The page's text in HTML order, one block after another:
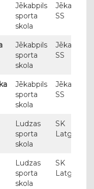
Jēkabpils
sporta
skola
Jēkabpils
SS
Jēkabpils
sporta
skola
Jēkabpils
SS
Jēkabpils
sporta
skola
Jēkabpils
SS
Ludzas
sporta
skola
SK
Latgols
Ludzas
sporta
skola
SK
Latgols